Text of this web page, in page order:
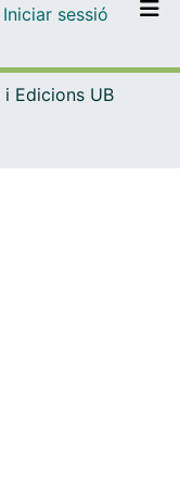
tot el DD
Iniciar sessió (current)
Edicions UB